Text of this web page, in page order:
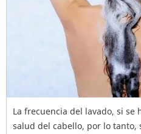
La frecuencia del lavado, si se
salud del cabello, por lo tanto,